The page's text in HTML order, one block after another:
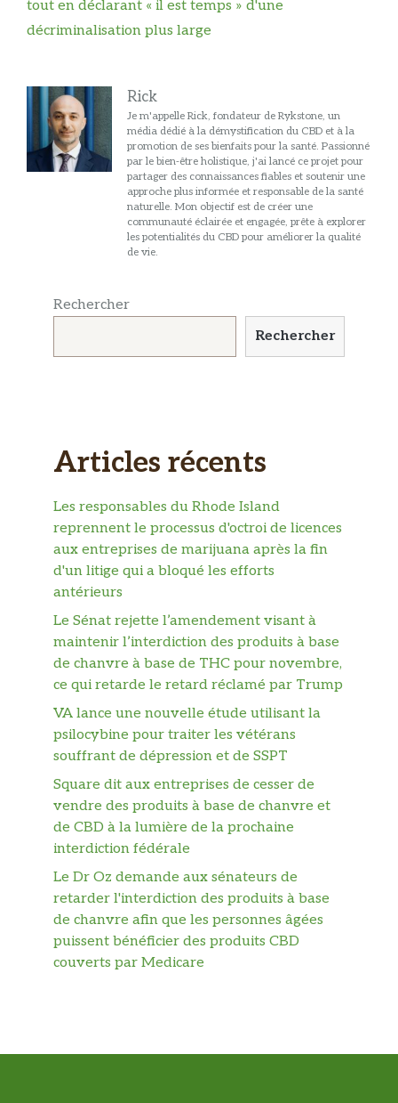
tout en déclarant « il est temps » d'une
décriminalisation plus large
Rick
Je m'appelle Rick, fondateur de Rykstone, un
média dédié à la démystification du CBD et à la
promotion de ses bienfaits pour la santé. Passionné
par le bien-être holistique, j'ai lancé ce projet pour
partager des connaissances fiables et soutenir une
approche plus informée et responsable de la santé
naturelle. Mon objectif est de créer une
communauté éclairée et engagée, prête à explorer
les potentialités du CBD pour améliorer la qualité
de vie.
Rechercher
Rechercher
Articles récents
Les responsables du Rhode Island
reprennent le processus d'octroi de licences
aux entreprises de marijuana après la fin
d'un litige qui a bloqué les efforts
antérieurs
Le Sénat rejette l’amendement visant à
maintenir l’interdiction des produits à base
de chanvre à base de THC pour novembre,
ce qui retarde le retard réclamé par Trump
VA lance une nouvelle étude utilisant la
psilocybine pour traiter les vétérans
souffrant de dépression et de SSPT
Square dit aux entreprises de cesser de
vendre des produits à base de chanvre et
de CBD à la lumière de la prochaine
interdiction fédérale
Le Dr Oz demande aux sénateurs de
retarder l'interdiction des produits à base
de chanvre afin que les personnes âgées
puissent bénéficier des produits CBD
couverts par Medicare